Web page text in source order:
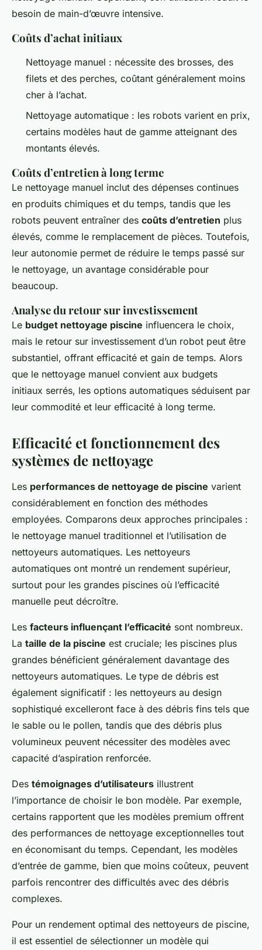
besoin de main-d’œuvre intensive.
Coûts d’achat initiaux
Nettoyage manuel : nécessite des brosses, des
filets et des perches, coûtant généralement moins
cher à l’achat.
Nettoyage automatique : les robots varient en prix,
certains modèles haut de gamme atteignant des
montants élevés.
Coûts d’entretien à long terme
Le nettoyage manuel inclut des dépenses continues
en produits chimiques et du temps, tandis que les
robots peuvent entraîner des coûts d’entretien plus
élevés, comme le remplacement de pièces. Toutefois,
leur autonomie permet de réduire le temps passé sur
le nettoyage, un avantage considérable pour
beaucoup.
Analyse du retour sur investissement
Le budget nettoyage piscine influencera le choix,
mais le retour sur investissement d’un robot peut être
substantiel, offrant efficacité et gain de temps. Alors
que le nettoyage manuel convient aux budgets
initiaux serrés, les options automatiques séduisent par
leur commodité et leur efficacité à long terme.
Efficacité et fonctionnement des
systèmes de nettoyage
Les performances de nettoyage de piscine varient
considérablement en fonction des méthodes
employées. Comparons deux approches principales :
le nettoyage manuel traditionnel et l’utilisation de
nettoyeurs automatiques. Les nettoyeurs
automatiques ont montré un rendement supérieur,
surtout pour les grandes piscines où l’efficacité
manuelle peut décroître.
Les facteurs influençant l’efficacité sont nombreux.
La taille de la piscine est cruciale; les piscines plus
grandes bénéficient généralement davantage des
nettoyeurs automatiques. Le type de débris est
également significatif : les nettoyeurs au design
sophistiqué excelleront face à des débris fins tels que
le sable ou le pollen, tandis que des débris plus
volumineux peuvent nécessiter des modèles avec
capacité d’aspiration renforcée.
Des témoignages d’utilisateurs illustrent
l’importance de choisir le bon modèle. Par exemple,
certains rapportent que les modèles premium offrent
des performances de nettoyage exceptionnelles tout
en économisant du temps. Cependant, les modèles
d’entrée de gamme, bien que moins coûteux, peuvent
parfois rencontrer des difficultés avec des débris
complexes.
Pour un rendement optimal des nettoyeurs de piscine,
il est essentiel de sélectionner un modèle qui